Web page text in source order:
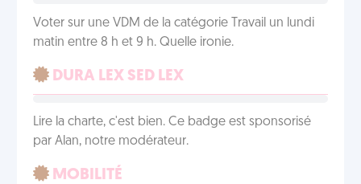
Voter sur une VDM de la catégorie Travail un lundi
matin entre 8 h et 9 h. Quelle ironie.
DURA LEX SED LEX
Lire la charte, c'est bien. Ce badge est sponsorisé
par Alan, notre modérateur.
MOBILITÉ